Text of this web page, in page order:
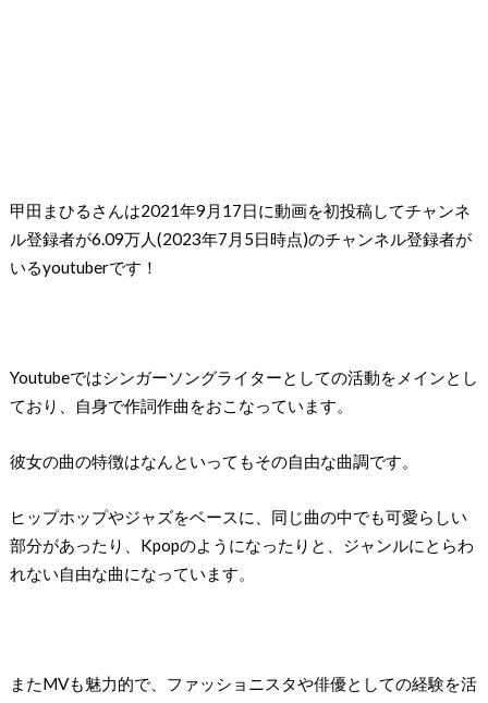
甲田まひるさんは2021年9月17日に動画を初投稿してチャンネ
ル登録者が6.09万人(2023年7月5日時点)のチャンネル登録者が
いるyoutuberです！
Youtubeではシンガーソングライターとしての活動をメインとし
ており、自身で作詞作曲をおこなっています。
彼女の曲の特徴はなんといってもその自由な曲調です。
ヒップホップやジャズをベースに、同じ曲の中でも可愛らしい
部分があったり、Kpopのようになったりと、ジャンルにとらわ
れない自由な曲になっています。
またMVも魅力的で、ファッショニスタや俳優としての経験を活